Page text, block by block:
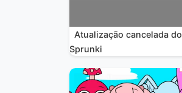
Atualização cancelada do
Sprunki